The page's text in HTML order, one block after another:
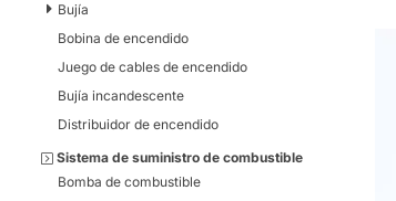
Bujía
Bobina de encendido
Juego de cables de encendido
Bujía incandescente
Distribuidor de encendido
Sistema de suministro de combustible
Bomba de combustible